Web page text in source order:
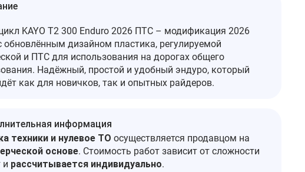
KAYO T2 300 Enduro 2026 ПТС – модификация 2026
обновлённым дизайном пластика, регулируемой
и ПТС для использования на дорогах общего
Надёжный, простой и удобный эндуро, который
как для новичков, так и опытных райдеров.
информация
техники и нулевое ТО осуществляется продавцом на
основе. Стоимость работ зависит от сложности
и рассчитывается индивидуально.